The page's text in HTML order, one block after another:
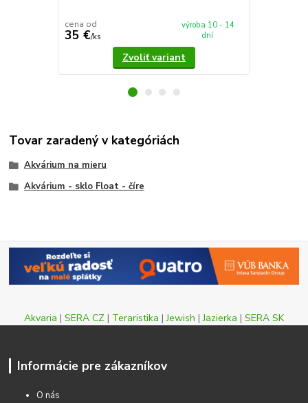
cena od
35 €/ks
výroba 10 - 14
dní
Zvoliť variant
Tovar zaradený v kategóriách
Akvárium na mieru
Akvárium - sklo Float - číre
Akvaria | SERA CZ | Teraristika |Jewish |Jazierka | SERA SK
Informácie pre zákazníkov
O nás